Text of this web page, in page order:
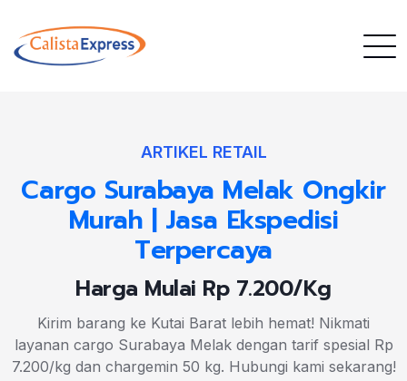
ARTIKEL RETAIL
Cargo Surabaya Melak Ongkir
Murah | Jasa Ekspedisi
Terpercaya
Harga Mulai Rp 7.200/Kg
Kirim barang ke Kutai Barat lebih hemat! Nikmati
layanan cargo Surabaya Melak dengan tarif spesial Rp
7.200/kg dan chargemin 50 kg. Hubungi kami sekarang!